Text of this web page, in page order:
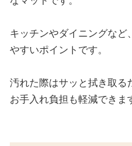
キッチンやダイニングな
やすいポイントです。
汚れた際はサッと拭き取
お手入れ負担も軽減できま